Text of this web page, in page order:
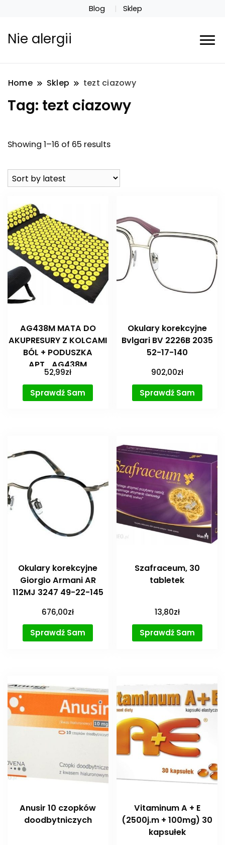
Blog Sklep
Nie alergii
Home Sklep tezt ciazowy
Tag: tezt ciazowy
Showing 1–16 of 65 results
AG438M MATA DO
AKUPRESURY Z KOLCAMI
BÓL + PODUSZKA
APT_AG438M
52,99zł
Sprawdź Sam
Okulary korekcyjne
Bvlgari BV 2226B 2035
52-17-140
902,00zł
Sprawdź Sam
Okulary korekcyjne
Giorgio Armani AR
112MJ 3247 49-22-145
676,00zł
Sprawdź Sam
Szafraceum, 30
tabletek
13,80zł
Sprawdź Sam
Anusir 10 czopków
doodbytniczych
Vitaminum A + E
(2500j.m + 100mg) 30
kapsułek